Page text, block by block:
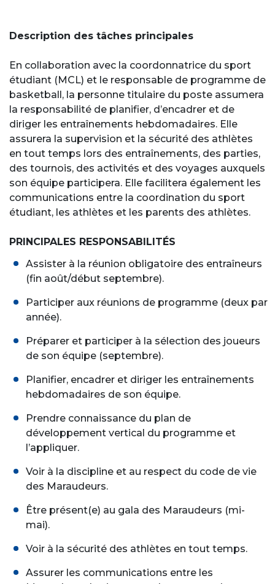
Description des tâches principales
En collaboration avec la coordonnatrice du sport
étudiant (MCL) et le responsable de programme de
basketball, la personne titulaire du poste assumera
la responsabilité de planifier, d’encadrer et de
diriger les entraînements hebdomadaires. Elle
assurera la supervision et la sécurité des athlètes
en tout temps lors des entraînements, des parties,
des tournois, des activités et des voyages auxquels
son équipe participera. Elle facilitera également les
communications entre la coordination du sport
étudiant, les athlètes et les parents des athlètes.
PRINCIPALES RESPONSABILITÉS
Assister à la réunion obligatoire des entraîneurs
(fin août/début septembre).
Participer aux réunions de programme (deux par
année).
Préparer et participer à la sélection des joueurs
de son équipe (septembre).
Planifier, encadrer et diriger les entraînements
hebdomadaires de son équipe.
Prendre connaissance du plan de
développement vertical du programme et
l’appliquer.
Voir à la discipline et au respect du code de vie
des Maraudeurs.
Être présent(e) au gala des Maraudeurs (mi-
mai).
Voir à la sécurité des athlètes en tout temps.
Assurer les communications entre les